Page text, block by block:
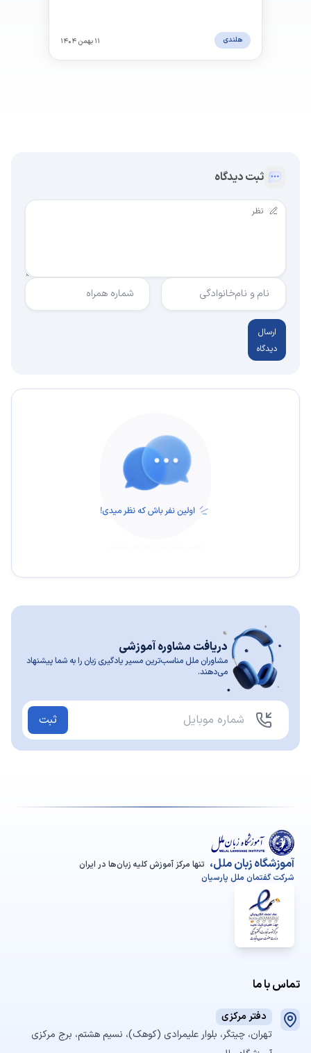
ساختاری ساده و آشنا دارد. این الفبا شباهت زیادی به
انگلیسی دارد و همین موضوع باعث می‌شود مسیر
هلندی ۱۱ بهمن ۱۴۰۴
ثبت دیدگاه
نام و نام‌خانوادگی شماره همراه
ارسال
دیدگاه
دریافت مشاوره آموزشی
مشاوران ملل مناسب‌ترین مسیر یادگیری زبان را به شما پیشنهاد
می‌دهند.
ثبت
آموزشگاه زبان ملل، تنها مرکز آموزش کلیه زبان‌ها در ایران
شرکت گفتمان ملل پارسیان
تماس با ما
دفتر مرکزی
تهران، چیتگر، بلوار علیمرادی (کوهک)، نسیم هشتم، برج مرکزی